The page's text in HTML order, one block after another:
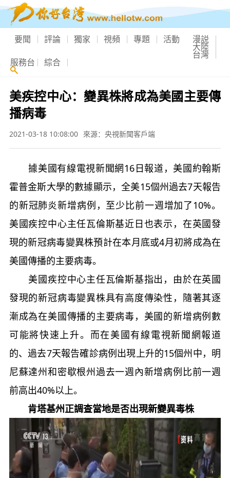
要聞 評論 獨家 視頻 專題 活動 漫説
大陸
台灣
服務台 綜合
美疾控中心：變異株將成為美國主要傳
播病毒
2021-03-18 10:08:00 來源：央視新聞客戶端
據美國有線電視新聞網16日報道，美國約翰斯
霍普金斯大學的數據顯示，全美15個州過去7天報告
的新冠肺炎新增病例，至少比前一週增加了10%。
美國疾控中心主任瓦倫斯基近日也表示，在英國發
現的新冠病毒變異株預計在本月底或4月初將成為在
美國傳播的主要病毒。
美國疾控中心主任瓦倫斯基指出，由於在英國
發現的新冠病毒變異株具有高度傳染性，隨著其逐
漸成為在美國傳播的主要病毒，美國的新增病例數
可能將快速上升。而在美國有線電視新聞網報道
的、過去7天報告確診病例出現上升的15個州中，明
尼蘇達州和密歇根州過去一週內新增病例比前一週
前高出40%以上。
肯塔基州正調查當地是否出現新變異毒株